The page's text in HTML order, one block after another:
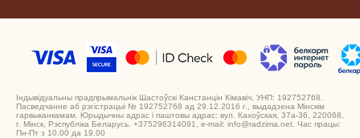
Індывідуальны прадпрымальнік Шастоўскі Канстанцін Кімавіч, УНП: 192752768.
Пасведчанне аб рэгістрацыі № 192752768 ад 29.12.2016 г., выдадзена Мінскім
гарвыканкамам. Юрыдычны адрас і паштовы адрас: вул. Кахоўская, 37а-36, 220068,
г. Мінск, Рэспубліка Беларусь. +375296314091, e-mail: info@radzima.net. Час працы:
Пн-Пт з 10.00 да 19.00